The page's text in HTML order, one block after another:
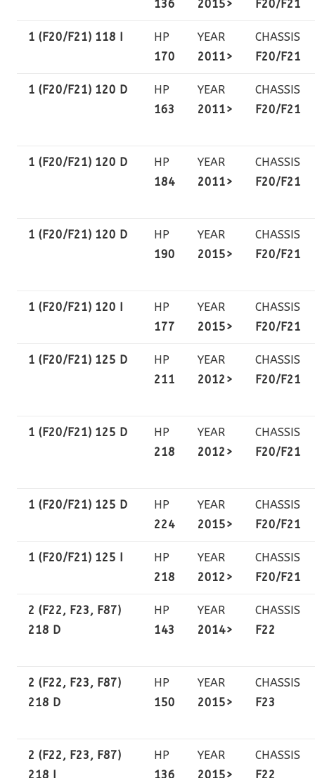
136
2015>
F20/F21
1 (F20/F21) 118 I
HP
170
YEAR
2011>
CHASSIS
F20/F21
1 (F20/F21) 120 D
HP
163
YEAR
2011>
CHASSIS
F20/F21
1 (F20/F21) 120 D
HP
184
YEAR
2011>
CHASSIS
F20/F21
1 (F20/F21) 120 D
HP
190
YEAR
2015>
CHASSIS
F20/F21
1 (F20/F21) 120 I
HP
177
YEAR
2015>
CHASSIS
F20/F21
1 (F20/F21) 125 D
HP
211
YEAR
2012>
CHASSIS
F20/F21
1 (F20/F21) 125 D
HP
218
YEAR
2012>
CHASSIS
F20/F21
1 (F20/F21) 125 D
HP
224
YEAR
2015>
CHASSIS
F20/F21
1 (F20/F21) 125 I
HP
218
YEAR
2012>
CHASSIS
F20/F21
2 (F22, F23, F87)
218 D
HP
143
YEAR
2014>
CHASSIS
F22
2 (F22, F23, F87)
218 D
HP
150
YEAR
2015>
CHASSIS
F23
2 (F22, F23, F87)
218 I
HP
136
YEAR
2015>
CHASSIS
F22